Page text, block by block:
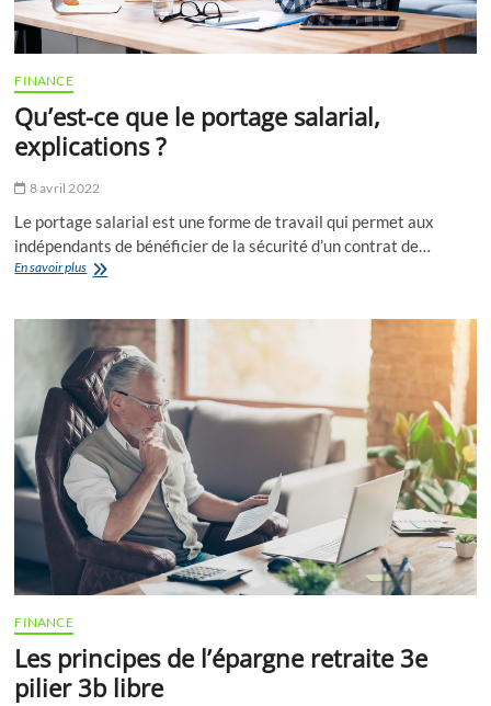
FINANCE
Qu’est-ce que le portage salarial,
explications ?
8 avril 2022
Le portage salarial est une forme de travail qui permet aux
indépendants de bénéficier de la sécurité d’un contrat de…
En savoir plusQu’est-
le
portage
salarial,
explications
FINANCE
Les principes de l’épargne retraite 3e
pilier 3b libre